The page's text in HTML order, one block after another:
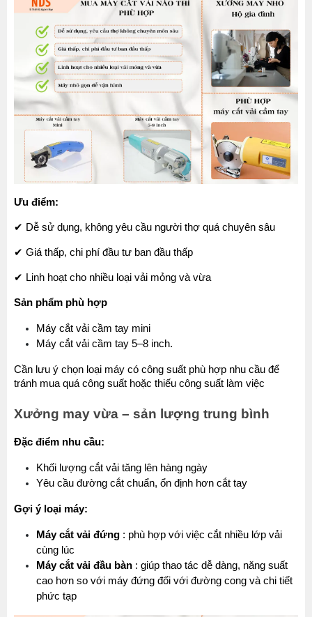
Ưu điểm:
✔ Dễ sử dụng, không yêu cầu người thợ quá chuyên sâu
✔ Giá thấp, chi phí đầu tư ban đầu thấp
✔ Linh hoạt cho nhiều loại vải mỏng và vừa
Sản phẩm phù hợp
Máy cắt vải cầm tay mini
Máy cắt vải cầm tay 5–8 inch.
Cần lưu ý chọn loại máy có công suất phù hợp nhu cầu để
tránh mua quá công suất hoặc thiếu công suất làm việc
Xưởng may vừa – sản lượng trung bình
Đặc điểm nhu cầu:
Khối lượng cắt vải tăng lên hàng ngày
Yêu cầu đường cắt chuẩn, ổn định hơn cắt tay
Gợi ý loại máy:
Máy cắt vải đứng : phù hợp với việc cắt nhiều lớp vải
cùng lúc
Máy cắt vải đầu bàn : giúp thao tác dễ dàng, năng suất
cao hơn so với máy đứng đối với đường cong và chi tiết
phức tạp